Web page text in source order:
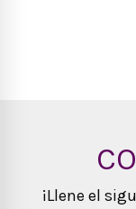
¡Llene el